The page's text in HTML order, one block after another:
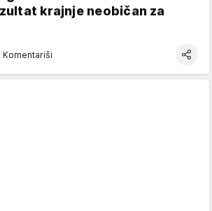
krajnje neobičan za
Komentariši